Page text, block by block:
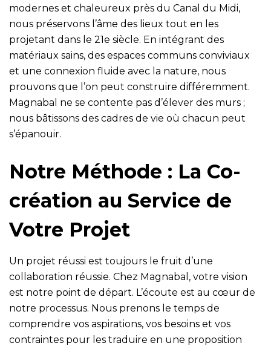
modernes et chaleureux près du Canal du Midi,
nous préservons l’âme des lieux tout en les
projetant dans le 21e siècle. En intégrant des
matériaux sains, des espaces communs conviviaux
et une connexion fluide avec la nature, nous
prouvons que l’on peut construire différemment.
Magnabal ne se contente pas d’élever des murs ;
nous bâtissons des cadres de vie où chacun peut
s’épanouir.
Notre Méthode : La Co-
création au Service de
Votre Projet
Un projet réussi est toujours le fruit d’une
collaboration réussie. Chez Magnabal, votre vision
est notre point de départ. L’écoute est au cœur de
notre processus. Nous prenons le temps de
comprendre vos aspirations, vos besoins et vos
contraintes pour les traduire en une proposition